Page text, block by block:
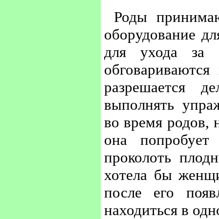
Роды
оборудование
для ухода за
разрешается
выполнять
во время родов,
она
проколоть
хотела бы
после его
находиться в